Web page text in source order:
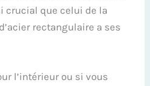
crucial que celui de la
rectangulaire a ses
l’intérieur ou si vous